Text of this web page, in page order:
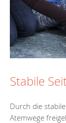
Stabile
Durch die
Atemwege